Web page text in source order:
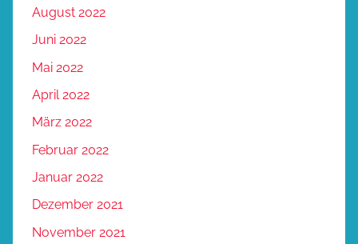
August 2022
Juni 2022
Mai 2022
April 2022
März 2022
Februar 2022
Januar 2022
Dezember 2021
November 2021